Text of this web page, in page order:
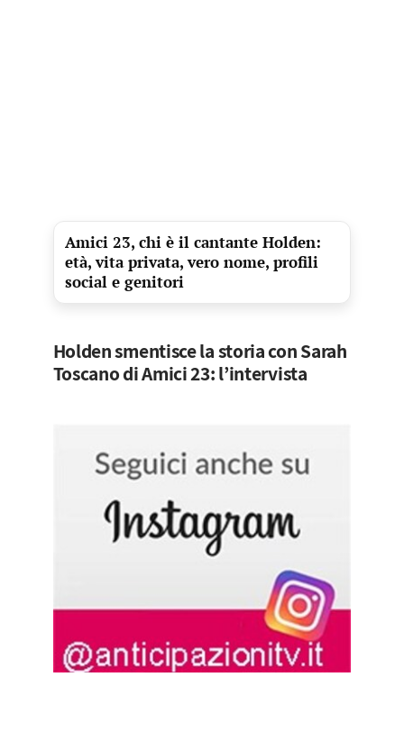
Amici 23, chi è il cantante Holden:
età, vita privata, vero nome, profili
social e genitori
Holden smentisce la storia con Sarah
Toscano di Amici 23: l’intervista